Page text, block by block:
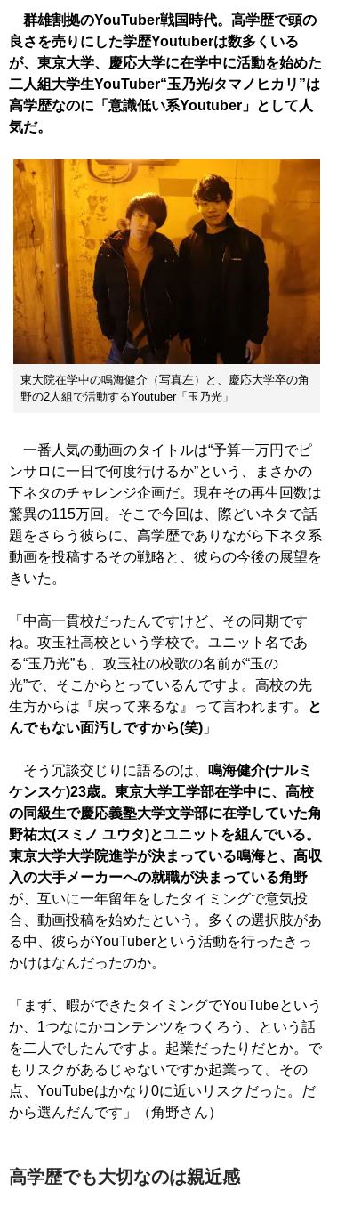
群雄割拠のYouTuber戦国時代。高学歴で頭の
良さを売りにした学歴Youtuberは数多くいる
が、東京大学、慶応大学に在学中に活動を始めた
二人組大学生YouTuber“玉乃光/タマノヒカリ”は
高学歴なのに「意識低い系Youtuber」として人
気だ。
東大院在学中の鳴海健介（写真左）と、慶応大学卒の角
野の2人組で活動するYoutuber「玉乃光」
一番人気の動画のタイトルは“予算一万円でピ
ンサロに一日で何度行けるか”という、まさかの
下ネタのチャレンジ企画だ。現在その再生回数は
驚異の115万回。そこで今回は、際どいネタで話
題をさらう彼らに、高学歴でありながら下ネタ系
動画を投稿するその戦略と、彼らの今後の展望を
きいた。
「中高一貫校だったんですけど、その同期です
ね。攻玉社高校という学校で。ユニット名であ
る“玉乃光”も、攻玉社の校歌の名前が“玉の
光”で、そこからとっているんですよ。高校の先
生方からは『戻って来るな』って言われます。
と
んでもない面汚しですから(笑) 」
そう冗談交じりに語るのは、 鳴海健介(ナルミ
ケンスケ)23歳。東京大学工学部在学中に、高校
の同級生で慶応義塾大学文学部に在学していた角
野祐太(スミノ ユウタ)とユニットを組んでいる。
東京大学大学院進学が決まっている鳴海と、高収
入の大手メーカーへの就職が決まっている角野
が、互いに一年留年をしたタイミングで意気投
合、動画投稿を始めたという。多くの選択肢があ
る中、彼らがYouTuberという活動を行ったきっ
かけはなんだったのか。
「まず、暇ができたタイミングでYouTubeという
か、1つなにかコンテンツをつくろう、という話
を二人でしたんですよ。起業だったりだとか。で
もリスクがあるじゃないですか起業って。その
点、YouTubeはかなり0に近いリスクだった。だ
から選んだんです」（角野さん）
高学歴でも大切なのは親近感